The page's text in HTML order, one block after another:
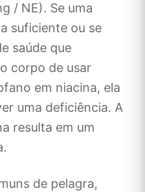
/ NE). Se uma
suficiente ou se
saúde que
corpo de usar
em niacina, ela
uma deficiência. A
resulta em um
de pelagra,